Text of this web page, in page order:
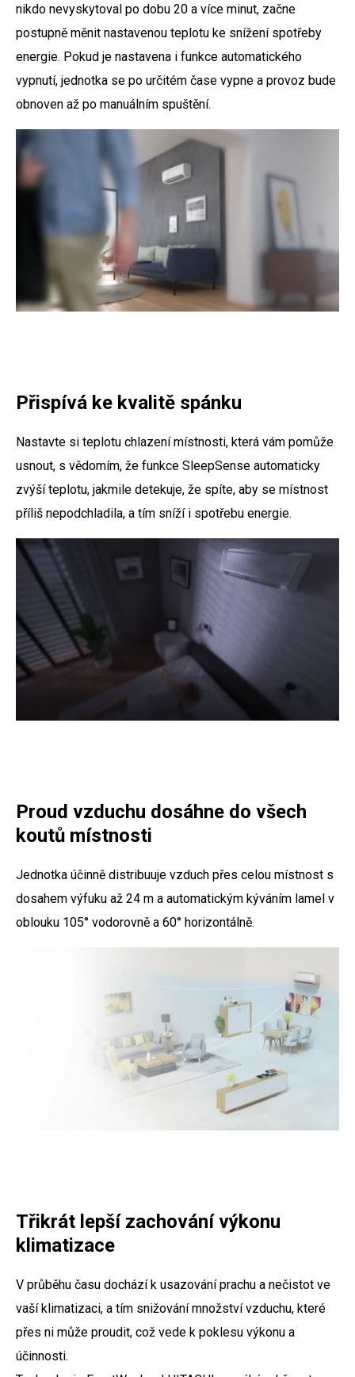
nikdo nevyskytoval po dobu 20 a více minut, začne
postupně měnit nastavenou teplotu ke snížení spotřeby
energie. Pokud je nastavena i funkce automatického
vypnutí, jednotka se po určitém čase vypne a provoz bude
obnoven až po manuálním spuštění.
Přispívá ke kvalitě spánku
Nastavte si teplotu chlazení místnosti, která vám pomůže
usnout, s vědomím, že funkce SleepSense automaticky
zvýší teplotu, jakmile detekuje, že spíte, aby se místnost
příliš nepodchladila, a tím sníží i spotřebu energie.
Proud vzduchu dosáhne do všech
koutů místnosti
Jednotka účinně distribuuje vzduch přes celou místnost s
dosahem výfuku až 24 m a automatickým kýváním lamel v
oblouku 105° vodorovně a 60° horizontálně.
Třikrát lepší zachování výkonu
klimatizace
V průběhu času dochází k usazování prachu a nečistot ve
vaší klimatizaci, a tím snižování množství vzduchu, které
přes ni může proudit, což vede k poklesu výkonu a
účinnosti.